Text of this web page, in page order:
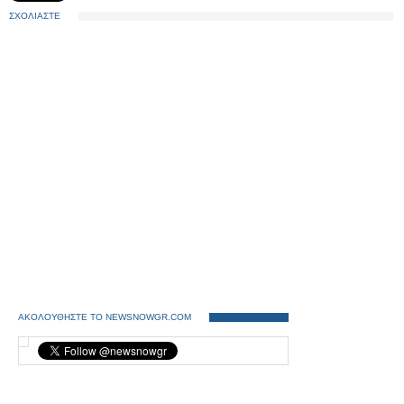
ΣΧΟΛΙΑΣΤΕ
ΑΚΟΛΟΥΘΗΣΤΕ ΤΟ NEWSNOWGR.COM